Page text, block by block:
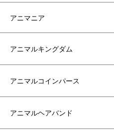
アニマニア
アニマルキングダム
アニマルコインパース
アニマルヘアバンド